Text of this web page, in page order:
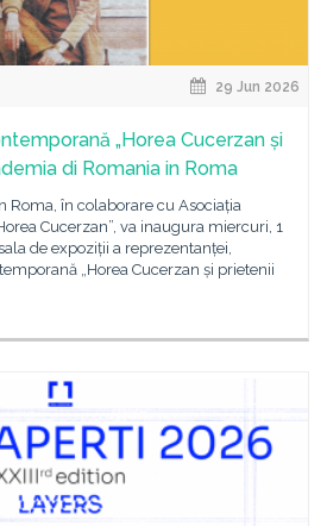
29 Jun 2026
„Horea Cucerzan și
di Romania in Roma
Roma, în colaborare cu Asociația
Cucerzan”, va inaugura miercuri, 1
de expoziții a reprezentanței,
„Horea Cucerzan și prietenii